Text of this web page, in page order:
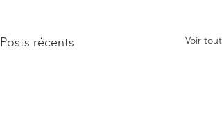
Posts récents Voir tout